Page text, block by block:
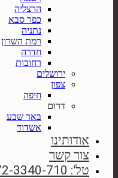
הרצליה
כפר סבא
נתניה
רמת השרון
חדרה
רחובות
ירושלים
צפון
חיפה
דרום
באר שבע
אשדוד
אודותינו
צור קשר
טל': 072-3340-710